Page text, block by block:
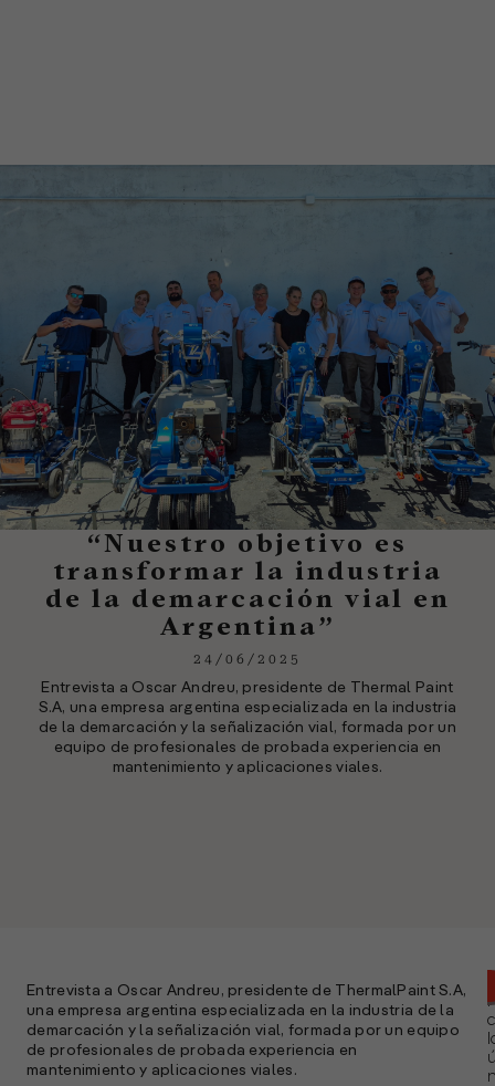
“Nuestro objetivo es
transformar la industria
de la demarcación vial en
Argentina”
24/06/2025
Entrevista a Oscar Andreu, presidente de Thermal Paint
S.A, una empresa argentina especializada en la industria
de la demarcación y la señalización vial, formada por un
equipo de profesionales de probada experiencia en
mantenimiento y aplicaciones viales.
Entrevista a Oscar Andreu, presidente de ThermalPaint S.A,
una empresa argentina especializada en la industria de la
demarcación y la señalización vial, formada por un equipo
de profesionales de probada experiencia en
mantenimiento y aplicaciones viales.